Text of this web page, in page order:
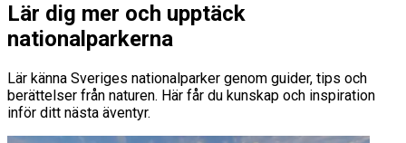
Lär dig mer och upptäck
nationalparkerna
Lär känna Sveriges nationalparker genom guider, tips och
berättelser från naturen. Här får du kunskap och inspiration
inför ditt nästa äventyr.